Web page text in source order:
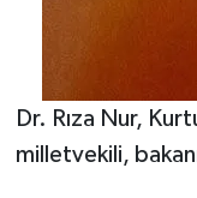
Dr. Rıza Nur,
milletvekili,